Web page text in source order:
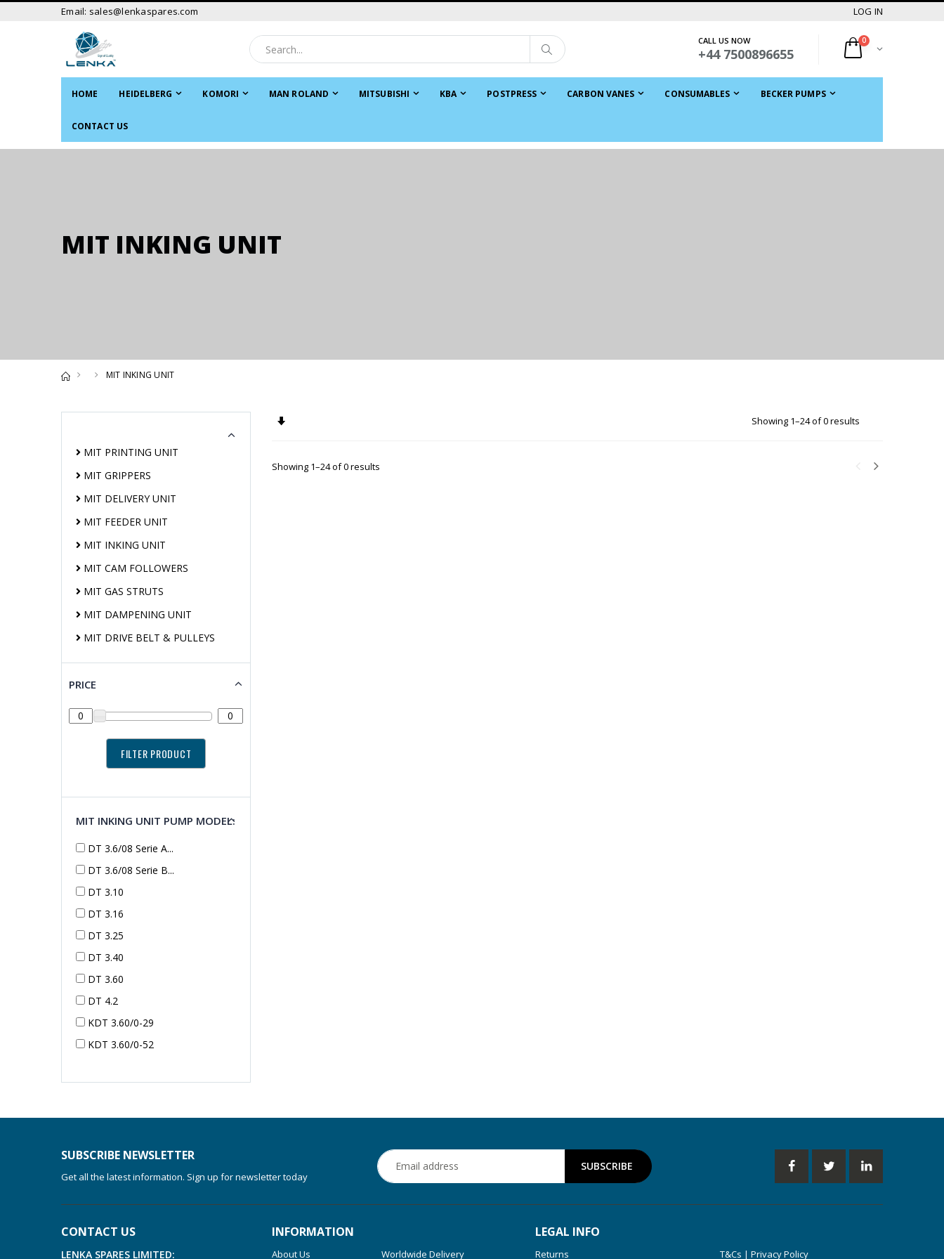
Email: sales@lenkaspares.com LOG IN
CALL US NOW
+44 7500896655
0
HOME HEIDELBERG KOMORI MAN ROLAND MITSUBISHI KBA POSTPRESS CARBON VANES CONSUMABLES BECKER PUMPS
CONTACT US
MIT INKING UNIT
MIT INKING UNIT
Set Ascending Direction Showing 1–24 of 0 results
Showing 1–24 of 0 results
MIT PRINTING UNIT
MIT GRIPPERS
MIT DELIVERY UNIT
MIT FEEDER UNIT
MIT INKING UNIT
MIT CAM FOLLOWERS
MIT GAS STRUTS
MIT DAMPENING UNIT
MIT DRIVE BELT & PULLEYS
PRICE
MIT INKING UNIT PUMP MODEL:
DT 3.6/08 Serie A...
DT 3.6/08 Serie B...
DT 3.10
DT 3.16
DT 3.25
DT 3.40
DT 3.60
DT 4.2
KDT 3.60/0-29
KDT 3.60/0-52
KDT 3.80/6
KDX 3.60
KVT 2.140
SUBSCRIBE NEWSLETTER
Get all the latest information. Sign up for newsletter today
CONTACT US
LENKA SPARES LIMITED:
INFORMATION
About Us Worldwide Delivery
LEGAL INFO
Returns T&Cs | Privacy Policy